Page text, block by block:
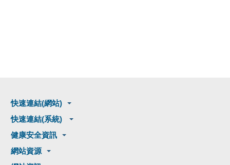
快速連結(網站)
快速連結(系統)
健康安全資訊
網站資源